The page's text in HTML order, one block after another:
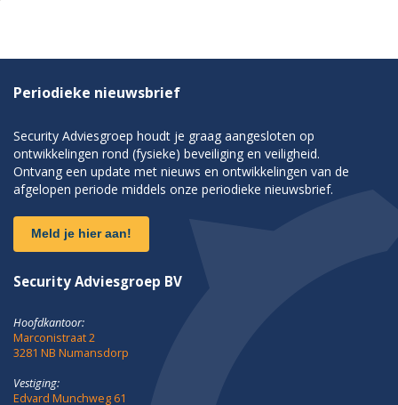
Periodieke nieuwsbrief
Security Adviesgroep houdt je graag aangesloten op
ontwikkelingen rond (fysieke) beveiliging en veiligheid.
Ontvang een update met nieuws en ontwikkelingen van de
afgelopen periode middels onze periodieke nieuwsbrief.
Meld je hier aan!
Security Adviesgroep BV
Hoofdkantoor:
Marconistraat 2
3281 NB Numansdorp
Vestiging:
Edvard Munchweg 61